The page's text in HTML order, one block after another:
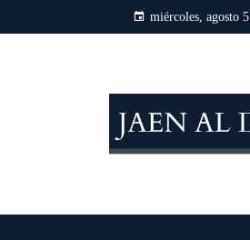
miércoles, agosto 5